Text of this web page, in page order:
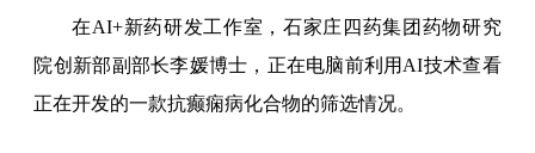
在AI+新药研发工作室，石家庄四药集团药物研究
院创新部副部长李媛博士，正在电脑前利用AI技术查看
正在开发的一款抗癫痫病化合物的筛选情况。